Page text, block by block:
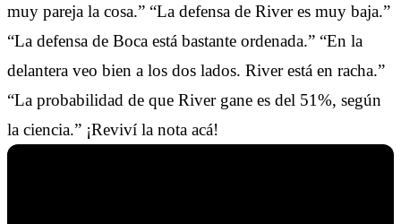
muy pareja la cosa.” “La defensa de River es muy baja.”
“La defensa de Boca está bastante ordenada.” “En la
delantera veo bien a los dos lados. River está en racha.”
“La probabilidad de que River gane es del 51%, según
la ciencia.” ¡Reviví la nota acá!